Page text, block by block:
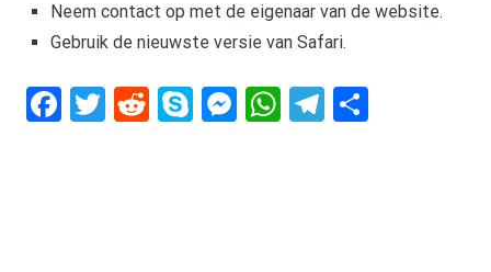
Neem contact op met de eigenaar van de website.
Gebruik de nieuwste versie van Safari.
Facebook
Twitter
RedditSkypeMessenger
WhatsApp
Telegram